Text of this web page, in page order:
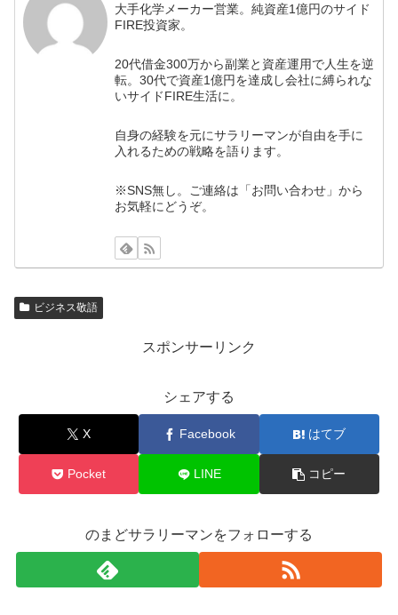
大手化学メーカー営業。純資産1億円のサイド
FIRE投資家。
20代借金300万から副業と資産運用で人生を逆
転。30代で資産1億円を達成し会社に縛られな
いサイドFIRE生活に。
自身の経験を元にサラリーマンが自由を手に
入れるための戦略を語ります。
※SNS無し。ご連絡は「お問い合わせ」から
お気軽にどうぞ。
ビジネス敬語
スポンサーリンク
シェアする
X Facebook はてブ
Pocket LINE コピー
のまどサラリーマンをフォローする